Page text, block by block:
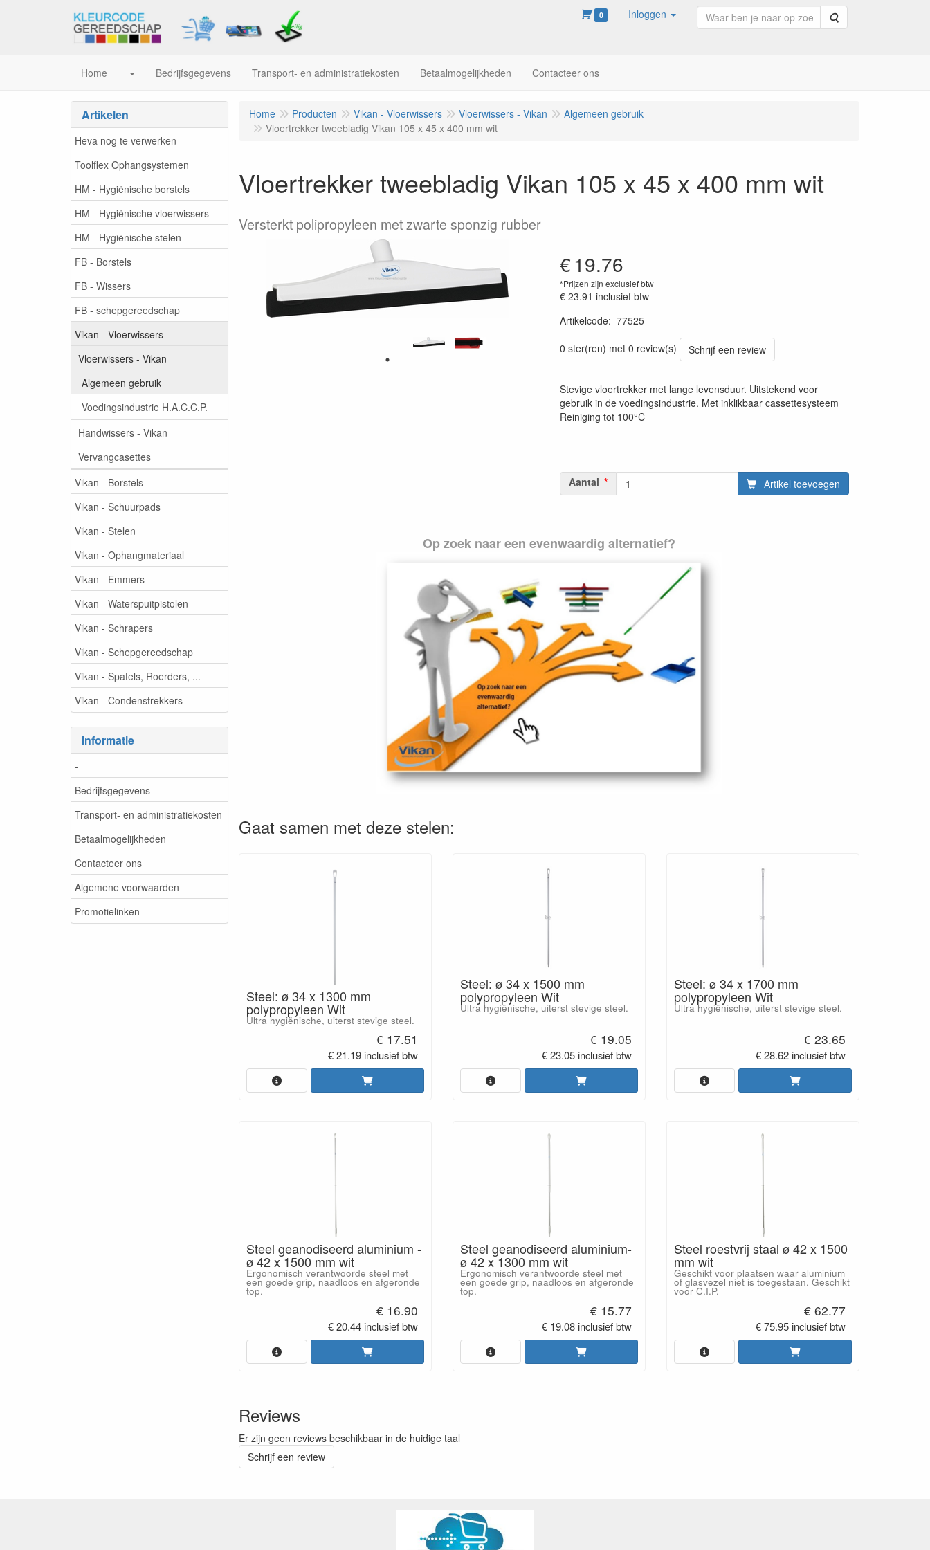
0 Inloggen Zoeken
Home Bedrijfsgegevens Transport- en administratiekosten Betaalmogelijkheden Contacteer ons
Artikelen
Heva nog te verwerken
Toolflex Ophangsystemen
HM - Hygiënische borstels
HM - Hygiënische vloerwissers
HM - Hygiënische stelen
FB - Borstels
FB - Wissers
FB - schepgereedschap
Vikan - Vloerwissers
Vloerwissers - Vikan
Algemeen gebruik
Voedingsindustrie H.A.C.C.P.
Handwissers - Vikan
Vervangcasettes
Vikan - Borstels
Vikan - Schuurpads
Vikan - Stelen
Vikan - Ophangmateriaal
Vikan - Emmers
Vikan - Waterspuitpistolen
Vikan - Schrapers
Vikan - Schepgereedschap
Vikan - Spatels, Roerders, ...
Vikan - Condenstrekkers
Informatie
-
Bedrijfsgegevens
Transport- en administratiekosten
Betaalmogelijkheden
Contacteer ons
Algemene voorwaarden
Promotielinken
Home Producten Vikan - Vloerwissers Vloerwissers - Vikan
Algemeen gebruik
Vloertrekker tweebladig Vikan 105 x 45 x 400 mm wit
Vloertrekker tweebladig Vikan 105 x 45 x 400 mm wit
Versterkt polipropyleen met zwarte sponzig rubber
€19.76
*Prijzen zijn exclusief btw
€ 23.91 inclusief btw
Artikelcode: 77525
0 ster(ren) met 0 review(s)
Schrijf een review
Stevige vloertrekker met lange levensduur. Uitstekend voor
gebruik in de voedingsindustrie. Met inklikbaar cassettesysteem
Reiniging tot 100°C
Aantal Artikel toevoegen
Op zoek naar een evenwaardig alternatief?
Gaat samen met deze stelen:
Steel: ø 34 x 1300 mm
polypropyleen Wit
Ultra hygiënische, uiterst stevige steel.
€ 17.51
€ 21.19 inclusief btw
Steel: ø 34 x 1500 mm
polypropyleen Wit
Ultra hygiënische, uiterst stevige steel.
€ 19.05
€ 23.05 inclusief btw
Steel: ø 34 x 1700 mm
polypropyleen Wit
Ultra hygiënische, uiterst stevige steel.
€ 23.65
€ 28.62 inclusief btw
Steel geanodiseerd aluminium -
ø 42 x 1500 mm wit
Ergonomisch verantwoorde steel met
een goede grip, naadloos en afgeronde
top.
€ 16.90
€ 20.44 inclusief btw
Steel geanodiseerd aluminium-
ø 42 x 1300 mm wit
Ergonomisch verantwoorde steel met
een goede grip, naadloos en afgeronde
top.
€ 15.77
€ 19.08 inclusief btw
Steel roestvrij staal ø 42 x 1500
mm wit
Geschikt voor plaatsen waar aluminium
of glasvezel niet is toegestaan. Geschikt
voor C.I.P.
€ 62.77
€ 75.95 inclusief btw
Reviews
Er zijn geen reviews beschikbaar in de huidige taal
Schrijf een review